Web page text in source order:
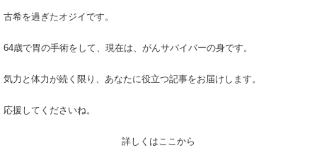
古希を過ぎたオジイです。
64歳で胃の手術をして、現在は、がんサバイバーの身です。
気力と体力が続く限り、あなたに役立つ記事をお届けします。
応援してくださいね。
詳しくはここから